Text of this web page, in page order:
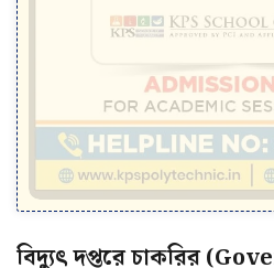
বিদ্যুৎ দপ্তরে চাকরির